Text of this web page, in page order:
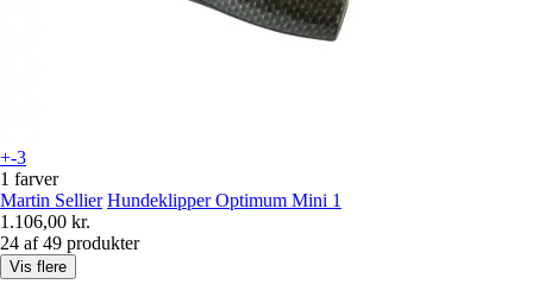
+-3
1 farver
Martin Sellier Hundeklipper Optimum Mini 1
1.106,00 kr.
24 af 49 produkter
Vis flere